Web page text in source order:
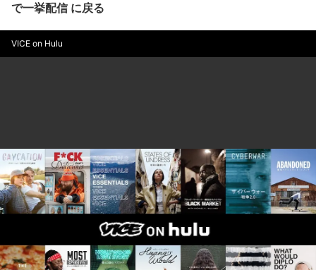
で一挙配信 に戻る
VICE on Hulu